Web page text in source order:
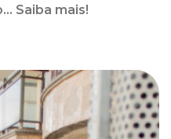
Saiba mais!